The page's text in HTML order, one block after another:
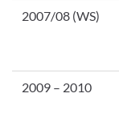
2007/08 (WS)
2009 – 2010